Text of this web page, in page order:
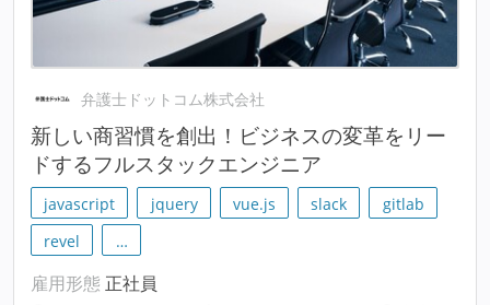
弁護士ドットコム株式会社
新しい商習慣を創出！ビジネスの変革をリー
ドするフルスタックエンジニア
javascript jquery vue.js slack
gitlab
revel
…
雇用形態 正社員